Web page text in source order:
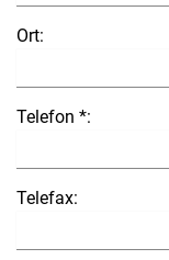
Ort:
Telefon *:
Telefax: